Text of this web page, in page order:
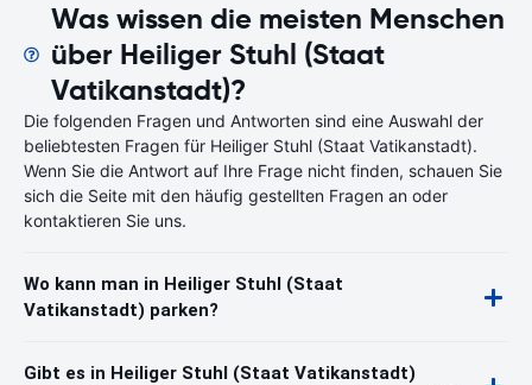
Was wissen die meisten Menschen
über Heiliger Stuhl (Staat
Vatikanstadt)?
Die folgenden Fragen und Antworten sind eine Auswahl der
beliebtesten Fragen für Heiliger Stuhl (Staat Vatikanstadt).
Wenn Sie die Antwort auf Ihre Frage nicht finden, schauen Sie
sich die Seite mit den häufig gestellten Fragen an oder
kontaktieren Sie uns.
Wo kann man in Heiliger Stuhl (Staat
Vatikanstadt) parken?
Gibt es in Heiliger Stuhl (Staat Vatikanstadt)